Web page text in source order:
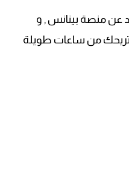
عن منصة بينانس , و
من ساعات طويلة